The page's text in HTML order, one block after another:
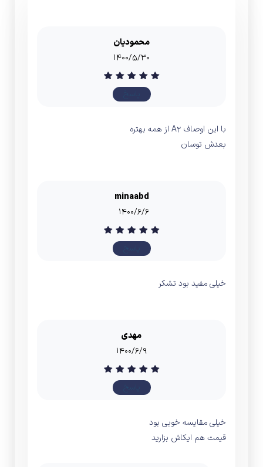
محمودیان
۱۴۰۰/۵/۳۰
با این اوصاف A2 از همه بهتره
بعدش توسان
minaabd
۱۴۰۰/۶/۶
خیلی مفید بود تشکر
مهدی
۱۴۰۰/۶/۹
خیلی مقایسه خوبی بود
قیمت هم ایکاش بزارید